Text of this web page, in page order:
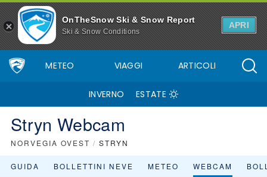
OnTheSnow Ski & Snow Report
Ski & Snow Conditions
APRI
METEO VIAGGI ARTICOLI
INVERNO ESTATE
Stryn Webcam
NORVEGIA OVEST / STRYN
GUIDA BOLLETTINI NEVE METEO WEBCAM